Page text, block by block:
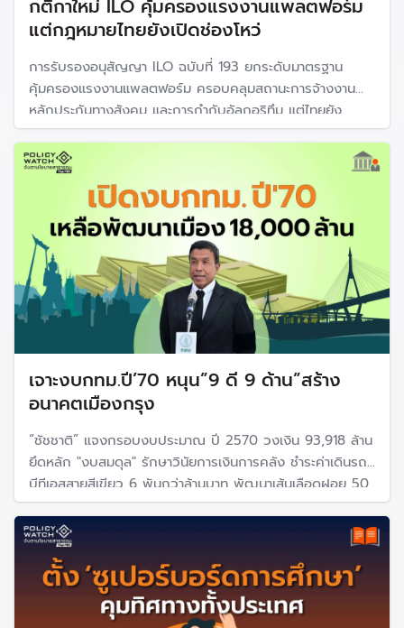
กติกาใหม่ ILO คุ้มครองแรงงานแพลตฟอร์ม
แต่กฎหมายไทยยังเปิดช่องโหว่
การรับรองอนุสัญญา ILO ฉบับที่ 193 ยกระดับมาตรฐาน
คุ้มครองแรงงานแพลตฟอร์ม ครอบคลุมสถานะการจ้างงาน
หลักประกันทางสังคม และการกำกับอัลกอริทึม แต่ไทยยัง
เผชิญโจทย์ใหญ่จากช่องว่างทางกฎหมาย ท่ามกลางแรงงาน
แพลตฟอร์มกว่า 1 ล้านคนที่ยังรอความชัดเจนเรื่องสิทธิและ
หลักประกัน
เจาะงบกทม.ปี’70 หนุน”9 ดี 9 ด้าน”สร้าง
อนาคตเมืองกรุง
“ชัชชาติ” แจงกรอบงบประมาณ ปี 2570 วงเงิน 93,918 ล้าน
ยึดหลัก "งบสมดุล" รักษาวินัยการเงินการคลัง ชำระค่าเดินรถ
บีทีเอสสายสีเขียว 6 พันกว่าล้านบาท พัฒนาเส้นเลือดฝอย 50
เขตต่อเนื่องด้วยวงเงิน 6,661 ล้านบาท